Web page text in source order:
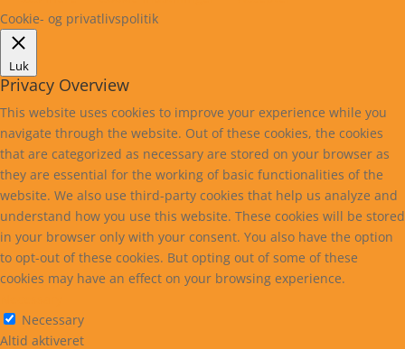
Cookie- og privatlivspolitik
Luk
Privacy Overview
This website uses cookies to improve your experience while you
navigate through the website. Out of these cookies, the cookies
that are categorized as necessary are stored on your browser as
they are essential for the working of basic functionalities of the
website. We also use third-party cookies that help us analyze and
understand how you use this website. These cookies will be stored
in your browser only with your consent. You also have the option
to opt-out of these cookies. But opting out of some of these
cookies may have an effect on your browsing experience.
Necessary
Altid aktiveret